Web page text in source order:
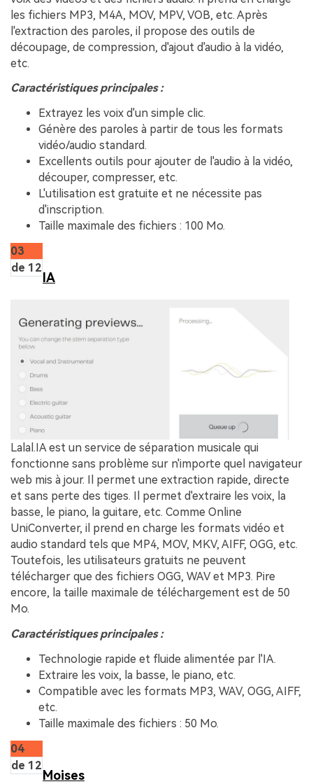
les fichiers MP3, M4A, MOV, MPV, VOB, etc. Après
l'extraction des paroles, il propose des outils de
découpage, de compression, d'ajout d'audio à la vidéo,
etc.
Caractéristiques principales :
Extrayez les voix d'un simple clic.
Génère des paroles à partir de tous les formats
vidéo/audio standard.
Excellents outils pour ajouter de l'audio à la vidéo,
découper, compresser, etc.
L'utilisation est gratuite et ne nécessite pas
d'inscription.
Taille maximale des fichiers : 100 Mo.
03
de 12
IA
Lalal.IA est un service de séparation musicale qui
fonctionne sans problème sur n'importe quel navigateur
web mis à jour. Il permet une extraction rapide, directe
et sans perte des tiges. Il permet d'extraire les voix, la
basse, le piano, la guitare, etc. Comme Online
UniConverter, il prend en charge les formats vidéo et
audio standard tels que MP4, MOV, MKV, AIFF, OGG, etc.
Toutefois, les utilisateurs gratuits ne peuvent
télécharger que des fichiers OGG, WAV et MP3. Pire
encore, la taille maximale de téléchargement est de 50
Mo.
Caractéristiques principales :
Technologie rapide et fluide alimentée par l'IA.
Extraire les voix, la basse, le piano, etc.
Compatible avec les formats MP3, WAV, OGG, AIFF,
etc.
Taille maximale des fichiers : 50 Mo.
04
de 12
Moises